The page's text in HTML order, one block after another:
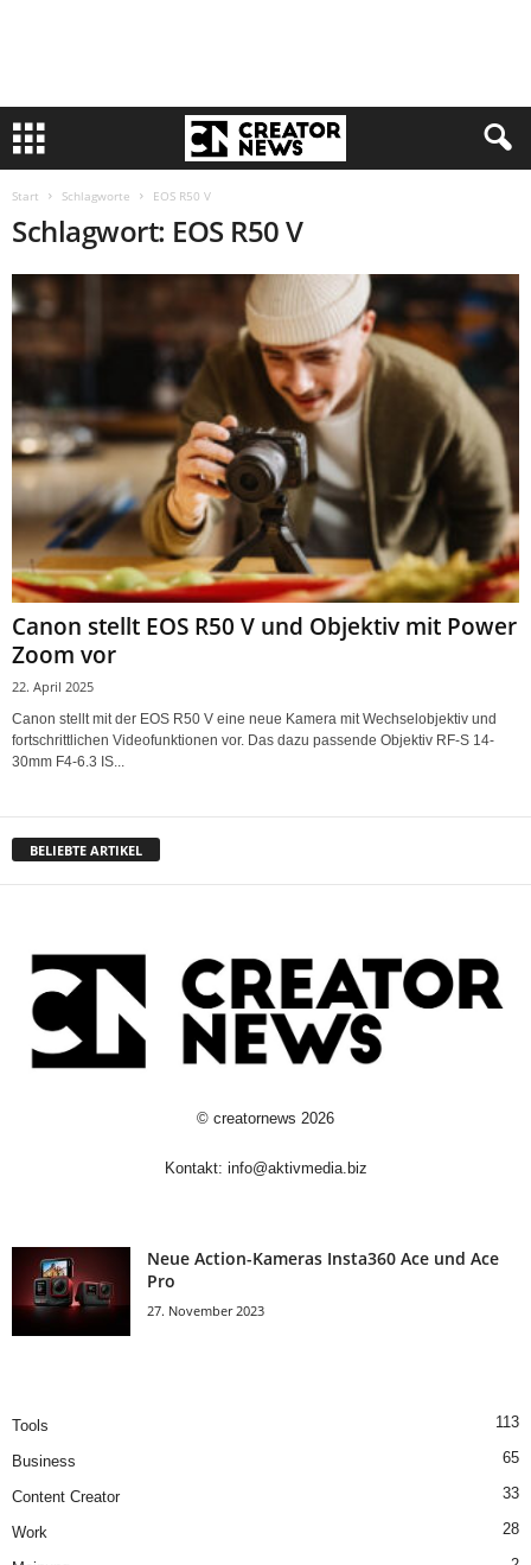
Start Schlagworte EOS R50 V
Schlagwort: EOS R50 V
Canon stellt EOS R50 V und Objektiv mit Power
Zoom vor
22. April 2025
Canon stellt mit der EOS R50 V eine neue Kamera mit Wechselobjektiv und
fortschrittlichen Videofunktionen vor. Das dazu passende Objektiv RF-S 14-
30mm F4-6.3 IS...
BELIEBTE ARTIKEL
© creatornews 2026
Kontakt: info@aktivmedia.biz
Neue Action-Kameras Insta360 Ace und Ace
Pro
27. November 2023
Tools 113
Business 65
Content Creator 33
Work 28